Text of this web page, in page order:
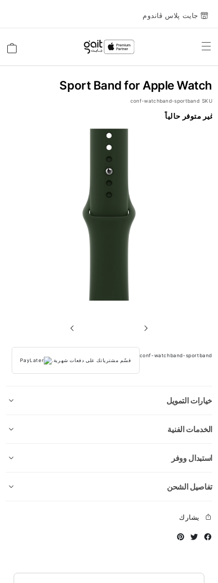
جايت پلاس ڤاندوم
Toggle
Sport Band for Apple Watch
SKU
conf-watchband-sportband
انتقل
إلى
غير متوفر حالياً
معرض
conf-watchband-sportband
قسّم مشترياتك على دفعات شهرية.
خيارات التمويل
الخدمات الفنية
استبدال ووفر
تفاصيل الشحن
يشارك
Facebook
Twitter